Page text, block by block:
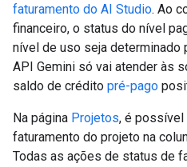
faturamento do AI Studio. Ao
financeiro, o status do nível
nível de uso seja determinado
API Gemini só vai atender às
saldo de crédito pré-pago
Na página Projetos, é possível
faturamento do projeto na
Todas as ações de status de